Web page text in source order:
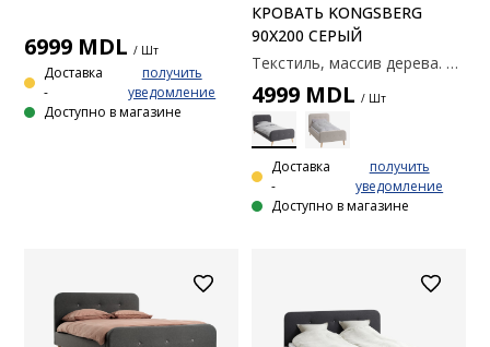
6999 MDL / Шт
Доставка
-
получить
уведомление
Доступно в магазине
КРОВАТЬ KONGSBERG
90X200 СЕРЫЙ
Текстиль, массив дерева. Подходит для каркасных, пружинных и беспружинных матрасов 90x200 см. Реечное дно и матрас продаются отдельно. Габаритные размеры: 106x218x101
4999 MDL / Шт
Доставка
-
получить
уведомление
Доступно в магазине